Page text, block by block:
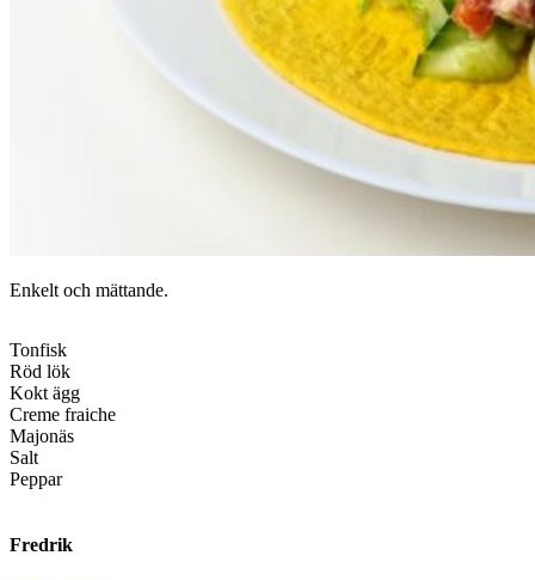
Enkelt och mättande.
Tonfisk
Röd lök
Kokt ägg
Creme fraiche
Majonäs
Salt
Peppar
Fredrik